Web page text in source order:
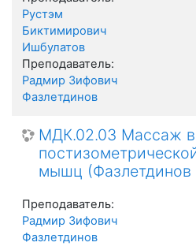
Рустэм
Биктимирович
Ишбулатов
Преподаватель:
Радмир Зифович
Фазлетдинов
МДК.02.03 Массаж в
мышц (Фазлетдинов
Преподаватель:
Радмир Зифович
Фазлетдинов